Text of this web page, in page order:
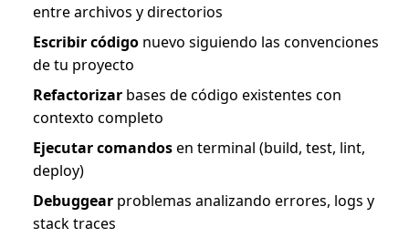
entre archivos y directorios
Escribir código nuevo siguiendo las convenciones
de tu proyecto
Refactorizar bases de código existentes con
contexto completo
Ejecutar comandosen terminal (build, test, lint,
deploy)
Debuggear problemas analizando errores, logs y
stack traces